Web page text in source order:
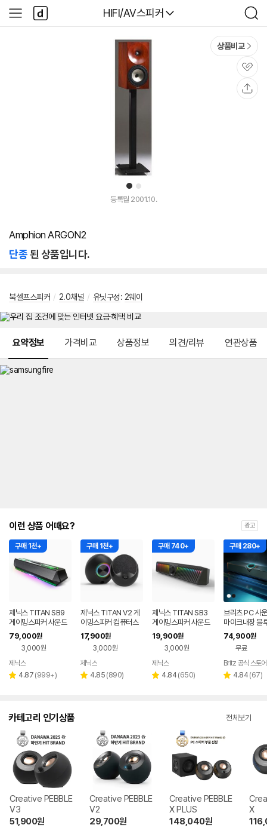
다나와
HIFI/AV스피커
검
색
사
이
다
나
와
1 2
상품비교
관
심
등록월 2001.10.
Amphion ARGON2
단종된 상품입니다.
북셸프스피커 / 2.0채널 / 유닛구성: 2웨이
요약정보 가격비교 상품정보 의견/리뷰 연관상품
이런 상품 어때요? 광고
구매 1천+
제닉스 TITAN SB9
게이밍스피커 사운드
바 컴퓨터스피커
79,000원
3,000원
페이
제닉스
별 4.87 리
(999+)
구매 1천+
제닉스 TITAN V2 게
이밍스피커 컴퓨터스
피커
17,900원
3,000원
페이
제닉스
별 4.85 리
(890)
구매 740+
제닉스 TITAN SB3
게이밍스피커 사운드
바 컴퓨터스피커
19,900원
3,000원
페이
제닉스
별 4.84 리
(650)
구매 280+
브리츠 PC 사
마이크내장 블
5.4 5in1 TV
T900BT
74,900원
무료
Britz 공식 스토어
별 4.84 리
(67)
카테고리 인기상품 전체보기
Creative PEBBLE
V3
51,900원
Creative PEBBLE
V2
29,700원
Creative PEBBLE
X PLUS
148,040원
X